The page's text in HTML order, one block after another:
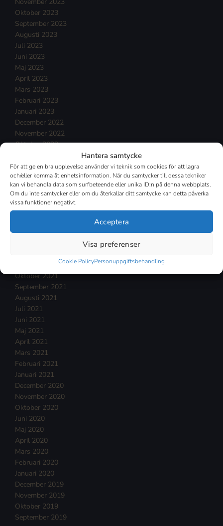
Hantera samtycke
För att ge en bra upplevelse använder vi teknik som cookies för att lagra
och/eller komma åt enhetsinformation. När du samtycker till dessa tekniker
kan vi behandla data som surfbeteende eller unika ID:n på denna webbplats.
Om du inte samtycker eller om du återkallar ditt samtycke kan detta påverka
vissa funktioner negativt.
Acceptera
Visa preferenser
Cookie PolicyPersonuppgiftsbehandling
November 2023
Oktober 2023
September 2023
Augusti 2023
Juli 2023
Juni 2023
Maj 2023
April 2023
Mars 2023
Februari 2023
Januari 2023
December 2022
November 2022
Oktober 2022
Augusti 2022
Juli 2022
Juni 2022
Maj 2022
April 2022
Februari 2022
November 2021
Oktober 2021
September 2021
Augusti 2021
Juli 2021
Juni 2021
Maj 2021
April 2021
Mars 2021
Februari 2021
Januari 2021
December 2020
November 2020
Oktober 2020
Juni 2020
Maj 2020
April 2020
Mars 2020
Februari 2020
Januari 2020
December 2019
November 2019
Oktober 2019
September 2019